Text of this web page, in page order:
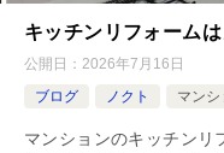
キッチンリフォーム
公開日： 2026年7月16日
ブログ
ノクト マンシ
マンションのキッチンリ